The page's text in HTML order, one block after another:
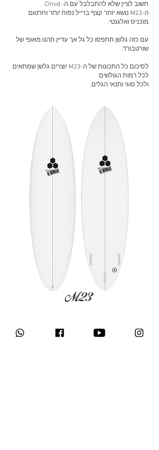
חשוב לציין שלא להתבלבל עם ה- CImid.
ה-M23 נושא יותר קצף ברייל נפוח יותר וחרטום
מוכניס ואלגנטי.
עם כזה גלשן תתפסו כל גל אך עדיין תהנו מאופי של
שורטבורד.
לסיכום כל התכונות של ה-M23 יוצרים גלשן שמתאים
לכל רמות הגולשים
ולכל סוגי ותנאי הגלים.